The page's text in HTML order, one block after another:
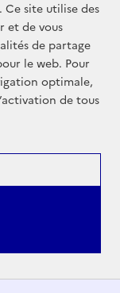
Ce site utilise des
et de vous
de partage
le web. Pour
optimale,
de tous
(discipline)
Blueskyvia LinkedIn